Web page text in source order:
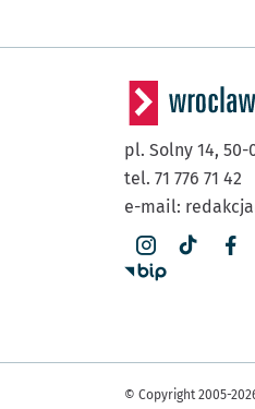
pl. Solny 14, 50-
tel. 71 776 71 42
e-mail:
© Copyright 2005-